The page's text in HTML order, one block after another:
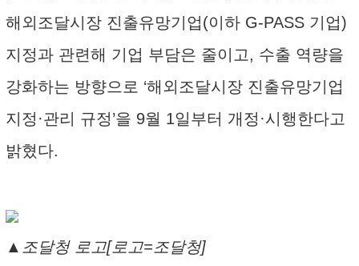
해외조달시장 진출유망기업(이하 G-PASS 기업)
지정과 관련해 기업 부담은 줄이고, 수출 역량을
강화하는 방향으로 ‘해외조달시장 진출유망기업
지정·관리 규정’을 9월 1일부터 개정·시행한다고
밝혔다.
▲조달청 로고[로고=조달청]